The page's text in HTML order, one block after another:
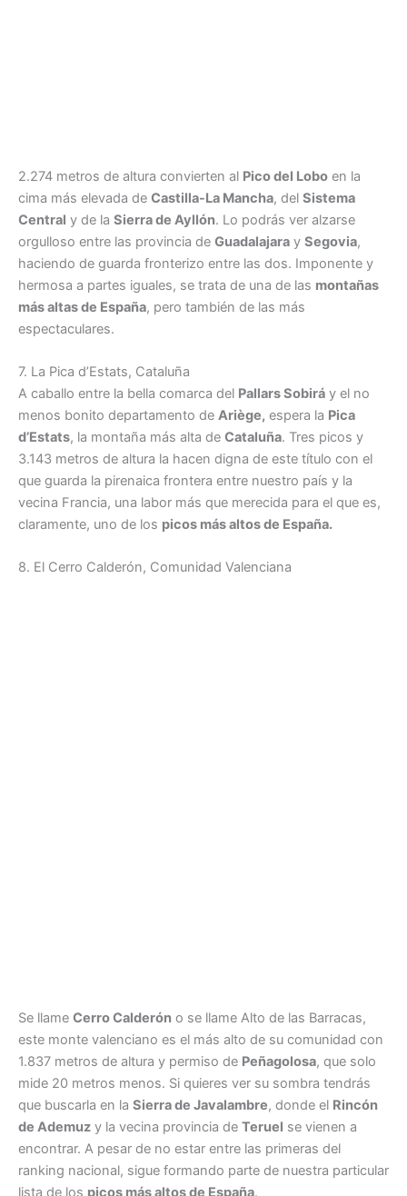
2.274 metros de altura convierten al Pico del Lobo en la
cima más elevada de Castilla-La Mancha, del Sistema
Central y de la Sierra de Ayllón. Lo podrás ver alzarse
orgulloso entre las provincia de Guadalajara y Segovia,
haciendo de guarda fronterizo entre las dos. Imponente y
hermosa a partes iguales, se trata de una de las montañas
más altas de España, pero también de las más
espectaculares.
7. La Pica d’Estats, Cataluña
A caballo entre la bella comarca del Pallars Sobirá y el no
menos bonito departamento de Ariège, espera la Pica
d’Estats, la montaña más alta de Cataluña. Tres picos y
3.143 metros de altura la hacen digna de este título con el
que guarda la pirenaica frontera entre nuestro país y la
vecina Francia, una labor más que merecida para el que es,
claramente, uno de los picos más altos de España.
8. El Cerro Calderón, Comunidad Valenciana
Se llame Cerro Calderón o se llame Alto de las Barracas,
este monte valenciano es el más alto de su comunidad con
1.837 metros de altura y permiso de Peñagolosa, que solo
mide 20 metros menos. Si quieres ver su sombra tendrás
que buscarla en la Sierra de Javalambre, donde el Rincón
de Ademuz y la vecina provincia de Teruel se vienen a
encontrar. A pesar de no estar entre las primeras del
ranking nacional, sigue formando parte de nuestra particular
lista de los picos más altos de España.